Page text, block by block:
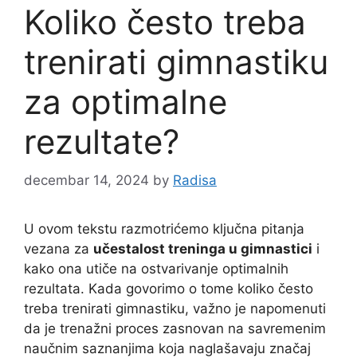
Koliko često treba
trenirati gimnastiku
za optimalne
rezultate?
decembar 14, 2024 by Radisa
U ovom tekstu razmotrićemo ključna pitanja
vezana za učestalost treninga u gimnastici i
kako ona utiče na ostvarivanje optimalnih
rezultata. Kada govorimo o tome koliko često
treba trenirati gimnastiku, važno je napomenuti
da je trenažni proces zasnovan na savremenim
naučnim saznanjima koja naglašavaju značaj